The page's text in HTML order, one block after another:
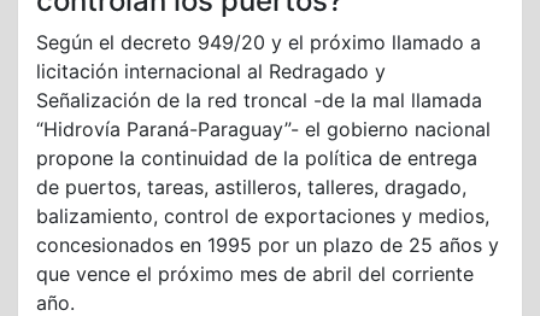
Según el decreto 949/20 y el próximo llamado a
licitación internacional al Redragado y
Señalización de la red troncal -de la mal llamada
“Hidrovía Paraná-Paraguay”- el gobierno nacional
propone la continuidad de la política de entrega
de puertos, tareas, astilleros, talleres, dragado,
balizamiento, control de exportaciones y medios,
concesionados en 1995 por un plazo de 25 años y
que vence el próximo mes de abril del corriente
año.